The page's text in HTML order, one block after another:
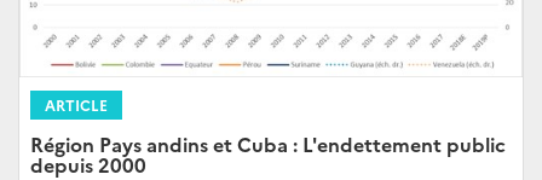
ARTICLE
Région Pays andins et Cuba : L'endettement public
depuis 2000